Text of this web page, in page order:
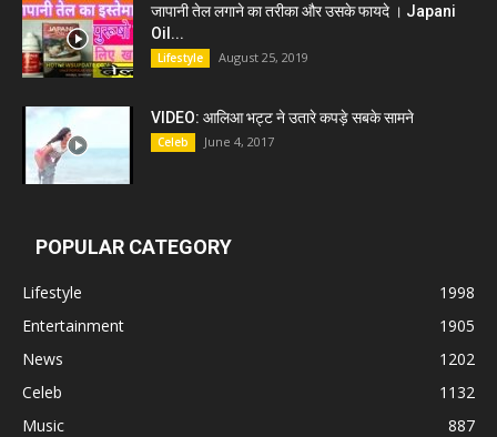
जापानी तेल लगाने का तरीका और उसके फायदे । Japani
Oil...
Lifestyle August 25, 2019
VIDEO: आलिआ भट्ट ने उतारे कपड़े सबके सामने
Celeb June 4, 2017
POPULAR CATEGORY
Lifestyle
1998
Entertainment
1905
News
1202
Celeb
1132
Music
887